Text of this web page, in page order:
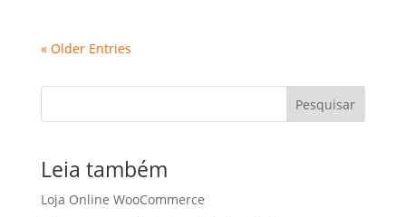
« Older Entries
Pesquisar
Leia também
Loja Online WooCommerce